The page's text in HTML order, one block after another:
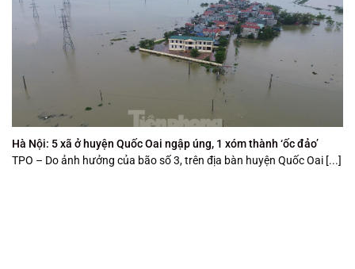
Hà Nội: 5 xã ở huyện Quốc Oai ngập úng, 1 xóm thành ‘ốc đảo’
TPO – Do ảnh hưởng của bão số 3, trên địa bàn huyện Quốc Oai [...]